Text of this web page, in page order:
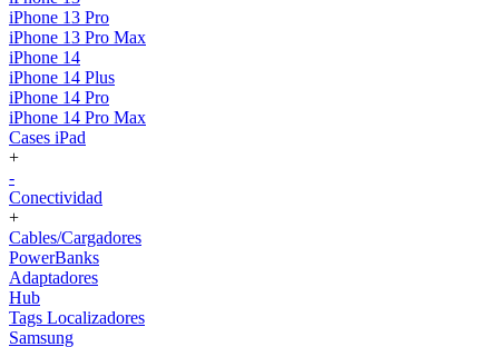
iPhone 13 Pro
iPhone 13 Pro Max
iPhone 14
iPhone 14 Plus
iPhone 14 Pro
iPhone 14 Pro Max
Cases iPad
+
-
Conectividad
+
Cables/Cargadores
PowerBanks
Adaptadores
Hub
Tags Localizadores
Samsung